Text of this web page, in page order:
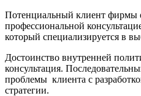
Потенциальный клиент фирмы
профессиональной
который специализируется в
Достоинство внутренней
консультация.
проблемы клиента с
стратегии.